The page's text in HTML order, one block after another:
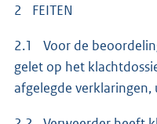
2 FEITEN
2.1 Voor de
gelet op het
afgelegde